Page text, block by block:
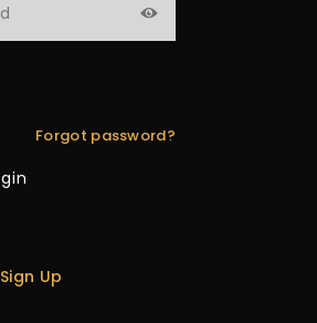
Forgot password?
Sign Up